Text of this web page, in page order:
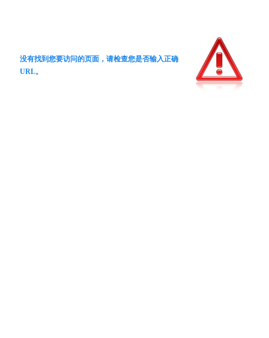
没有找到您要访问的页面，请检查您是否输入正确
URL。